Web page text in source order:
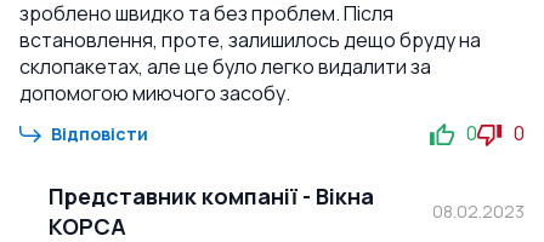
зроблено швидко та без проблем. Після
встановлення, проте, залишилось дещо бруду на
склопакетах, але це було легко видалити за
допомогою миючого засобу.
Відповісти 0 0
Представник компанії - Вікна
КОРСА
08.02.2023